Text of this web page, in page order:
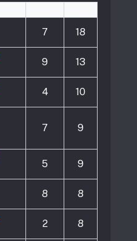
7 18
9 13
4 10
7 9
5 9
8 8
2 8